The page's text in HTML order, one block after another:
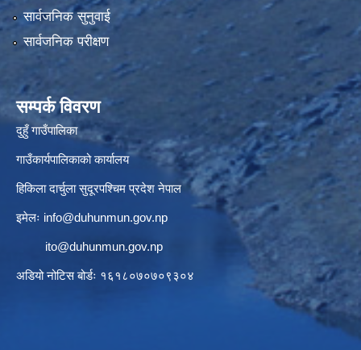
सार्वजनिक सुनुवाई
सार्वजनिक परीक्षण
सम्पर्क विवरण
दुहुँ गाउँपालिका
गाउँकार्यपालिकाको कार्यालय
हिकिला दार्चुला सुदूरपश्चिम प्रदेश नेपाल
इमेलः info@duhunmun.gov.np
ito@duhunmun.gov.np
अडियो नोटिस बोर्डः १६१८०७०७०९३०४